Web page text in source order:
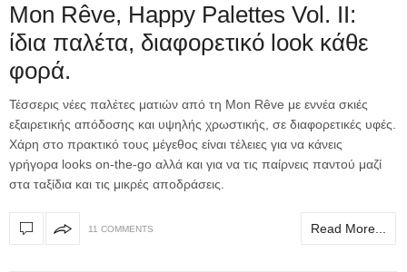
Mon Rêve, Happy Palettes Vol. II:
ίδια παλέτα, διαφορετικό look κάθε
φορά.
Τέσσερις νέες παλέτες ματιών από τη Mon Rêve με εννέα σκιές
εξαιρετικής απόδοσης και υψηλής χρωστικής, σε διαφορετικές υφές.
Χάρη στο πρακτικό τους μέγεθος είναι τέλειες για να κάνεις
γρήγορα looks on-the-go αλλά και για να τις παίρνεις παντού μαζί
στα ταξίδια και τις μικρές αποδράσεις.
11 COMMENTS Read More...